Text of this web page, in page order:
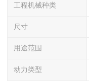
工程机械种类
尺寸
用途范围
动力类型